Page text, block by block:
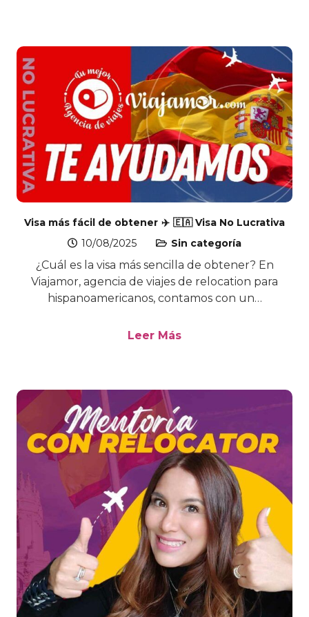
Visa más fácil de obtener ✈️ 🇪🇦 Visa No Lucrativa
10/08/2025
Sin categoría
¿Cuál es la visa más sencilla de obtener? En
Viajamor, agencia de viajes de relocation para
hispanoamericanos, contamos con un…
Leer Más